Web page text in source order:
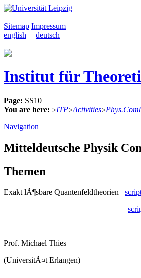
Sitemap Impressum
english | deutsch
Institut für
Page: SS10
You are here: >ITP>Activities>
Navigation
Mitteldeutsche Physik
Themen
Exakt lÃ¶sbare Quantenfeldtheorien
Prof. Michael Thies
(UniversitÃ¤t Erlangen)